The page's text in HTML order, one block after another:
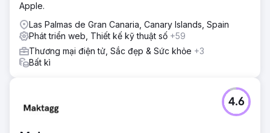
Apple.
Las Palmas de Gran Canaria, Canary Islands, Spain
Phát triển web, Thiết kế kỹ thuật số +59
Thương mại điện tử, Sắc đẹp & Sức khỏe +3
Bất kì
4.6